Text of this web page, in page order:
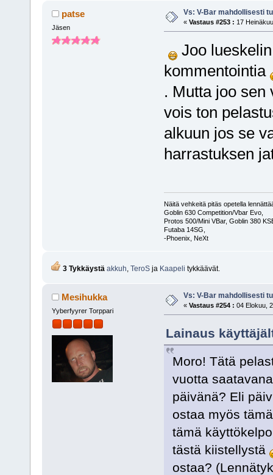
patse
Jäsen
Vs: V-Bar mahdollisesti
« Vastaus #253 : 17
Joo
kommentointia
. Mutta joo sen
vois ton
alkuun jos se
harrastuksen
Näitä vehkeitä pitäs opetella
Goblin 630 Competition/Vbar Evo,
Protos 500/Mini VBar, Goblin 380
Futaba 14SG,
-Phoenix, NeXt
3 Tykkäystä akkuh, TeroSja Kaapeli tykkäävät.
Mesihukka
Yyberfyyrer Torppari
Vs: V-Bar mahdollisesti
« Vastaus #254 : 04 Elokuu,
Lainaus
Moro! Tätä
vuotta
päivänä? Eli
ostaa myös
tämä
tästä kiistellystä
ostaa?